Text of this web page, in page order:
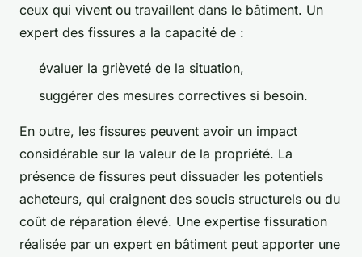
ceux qui vivent ou travaillent dans le bâtiment. Un
expert des fissures a la capacité de :
évaluer la grièveté de la situation,
suggérer des mesures correctives si besoin.
En outre, les fissures peuvent avoir un impact
considérable sur la valeur de la propriété. La
présence de fissures peut dissuader les potentiels
acheteurs, qui craignent des soucis structurels ou du
coût de réparation élevé. Une expertise fissuration
réalisée par un expert en bâtiment peut apporter une